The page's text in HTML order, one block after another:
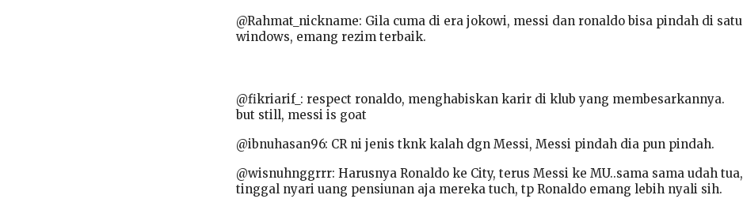
@Rahmat_nickname: Gila cuma di era jokowi, messi dan ronaldo bisa pindah di satu
windows, emang rezim terbaik.
@fikriarif_: respect ronaldo, menghabiskan karir di klub yang membesarkannya.
but still, messi is goat
@ibnuhasan96: CR ni jenis tknk kalah dgn Messi, Messi pindah dia pun pindah.
@wisnuhnggrrr: Harusnya Ronaldo ke City, terus Messi ke MU..sama sama udah tua,
tinggal nyari uang pensiunan aja mereka tuch, tp Ronaldo emang lebih nyali sih.